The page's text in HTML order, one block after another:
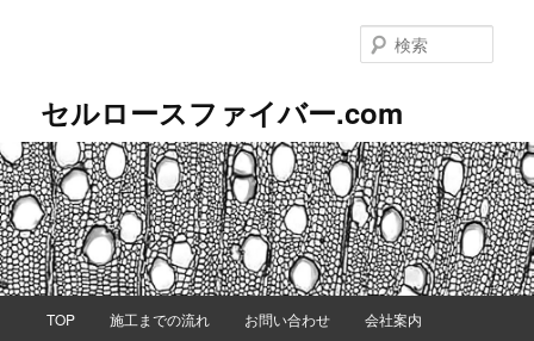
ン
ツ
へ
移
動
セルロースファイバー.com
索
TOP 施工までの流れ お問い合わせ 会社案内